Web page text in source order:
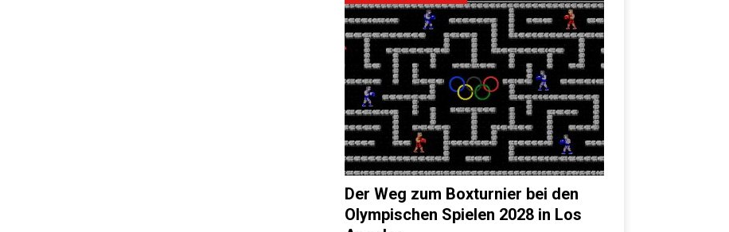
Der Weg zum Boxturnier bei den
Olympischen Spielen 2028 in Los